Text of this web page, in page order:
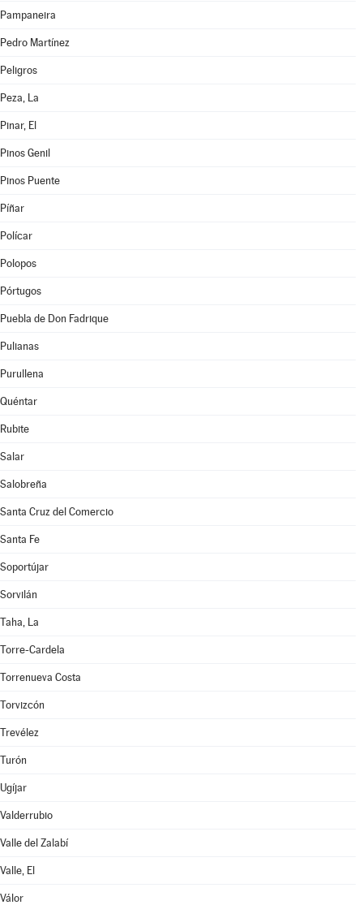
Pampaneira
Pedro Martínez
Peligros
Peza, La
Pinar, El
Pinos Genil
Pinos Puente
Píñar
Polícar
Polopos
Pórtugos
Puebla de Don Fadrique
Pulianas
Purullena
Quéntar
Rubite
Salar
Salobreña
Santa Cruz del Comercio
Santa Fe
Soportújar
Sorvilán
Taha, La
Torre-Cardela
Torrenueva Costa
Torvizcón
Trevélez
Turón
Ugíjar
Valderrubio
Valle del Zalabí
Valle, El
Válor